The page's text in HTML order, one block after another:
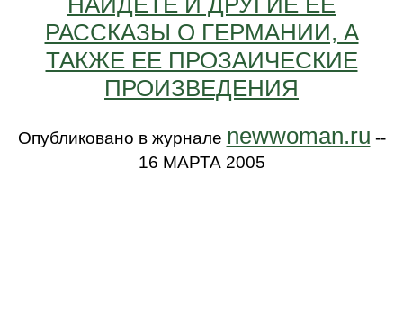
РАССКАЗЫ О ГЕРМАНИИ, А
ТАКЖЕ ЕЕ ПРОЗАИЧЕСКИЕ
ПРОИЗВЕДЕНИЯ
Опубликовано в журнале newwoman.ru --
16 МАРТА 2005